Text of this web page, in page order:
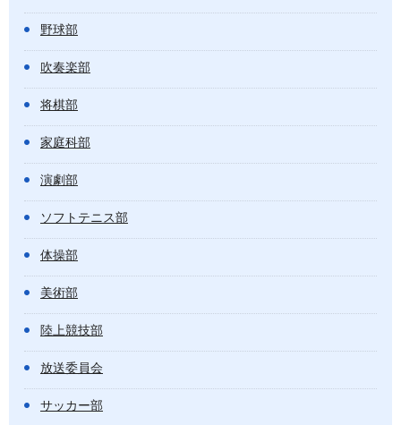
野球部
吹奏楽部
将棋部
家庭科部
演劇部
ソフトテニス部
体操部
美術部
陸上競技部
放送委員会
サッカー部